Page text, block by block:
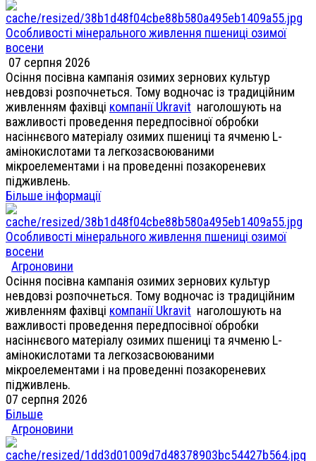
Особливості мінерального живлення пшениці озимої
восени
07 серпня 2026
Осіння посівна кампанія озимих зернових культур
невдовзі розпочнеться. Тому водночас із традиційним
живленням фахівці компанії Ukravit наголошують на
важливості проведення передпосівної обробки
насіннєвого матеріалу озимих пшениці та ячменю L-
амінокислотами та легкозасвоюваними
мікроелементами і на проведенні позакореневих
підживлень.
Більше інформації
Особливості мінерального живлення пшениці озимої
восени
Агроновини
Осіння посівна кампанія озимих зернових культур
невдовзі розпочнеться. Тому водночас із традиційним
живленням фахівці компанії Ukravit наголошують на
важливості проведення передпосівної обробки
насіннєвого матеріалу озимих пшениці та ячменю L-
амінокислотами та легкозасвоюваними
мікроелементами і на проведенні позакореневих
підживлень.
07 серпня 2026
Більше
Агроновини